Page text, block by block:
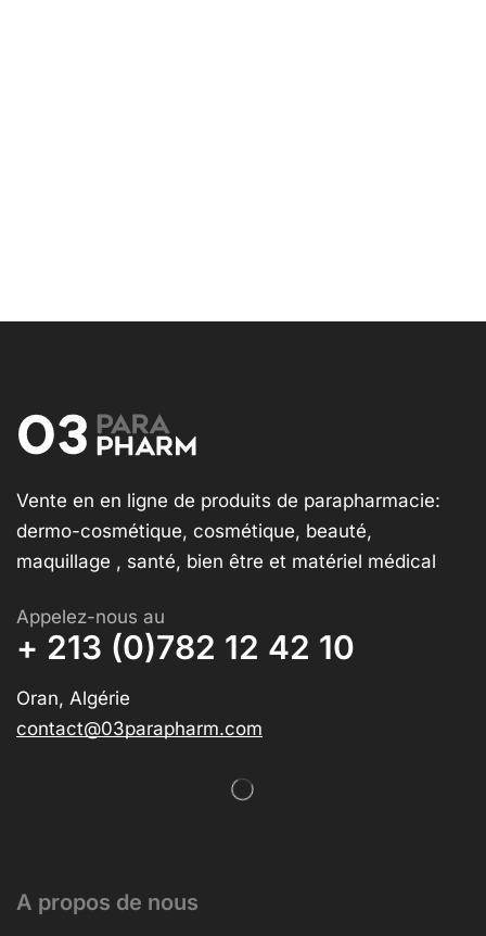
Vente en en ligne de produits de parapharmacie:
dermo-cosmétique, cosmétique, beauté,
maquillage , santé, bien être et matériel médical
Appelez-nous au
+ 213 (0)782 12 42 10
Oran, Algérie
contact@03parapharm.com
A propos de nous